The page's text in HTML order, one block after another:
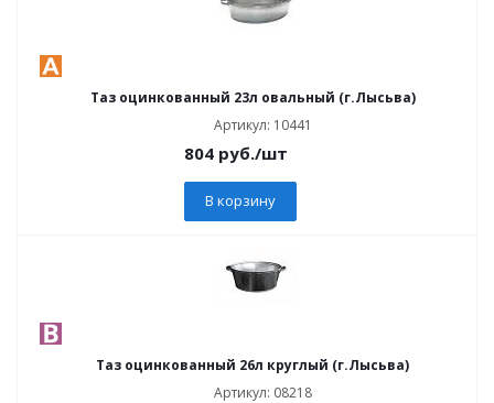
Таз оцинкованный 23л овальный (г.Лысьва)
Артикул: 10441
804 руб./шт
В корзину
Таз оцинкованный 26л круглый (г.Лысьва)
Артикул: 08218